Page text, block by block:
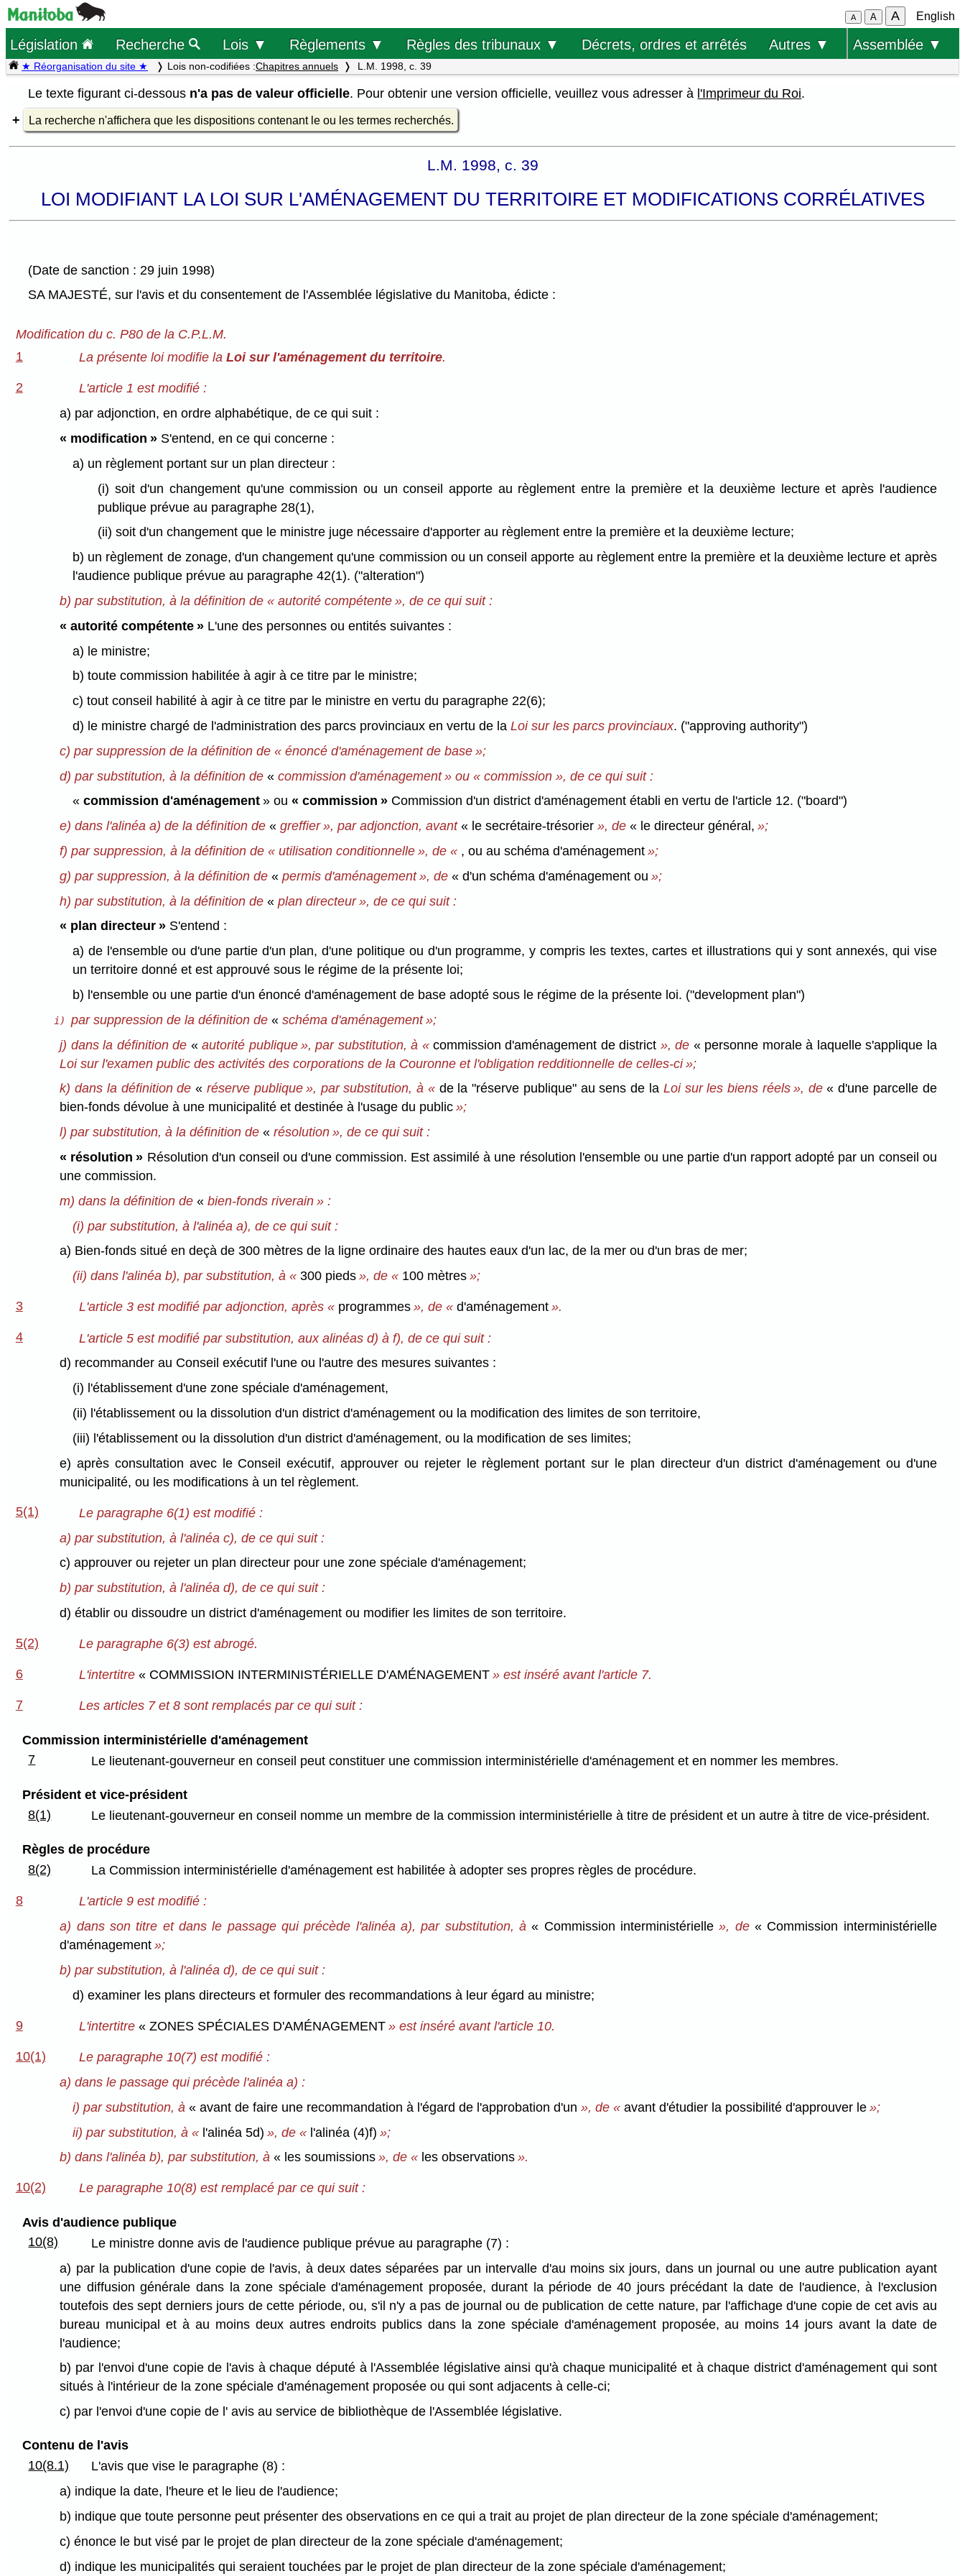
A A A English
Législation Recherche Lois ▼ Règlements ▼ Règles des tribunaux ▼ Décrets, ordres et arrêtés Autres ▼ Assemblée ▼
★ Réorganisation du site ★ Lois non-codifiées :Chapitres annuels L.M. 1998, c. 39
Le texte figurant ci-dessous n'a pas de valeur officielle. Pour obtenir une version officielle, veuillez vous adresser à l'Imprimeur du Roi.
La recherche n'affichera que les dispositions contenant le ou les termes recherchés.
L.M. 1998, c. 39
LOI MODIFIANT LA LOI SUR L'AMÉNAGEMENT DU TERRITOIRE ET MODIFICATIONS CORRÉLATIVES
(Date de sanction : 29 juin 1998)
SA MAJESTÉ, sur l'avis et du consentement de l'Assemblée législative du Manitoba, édicte :
Modification du c. P80 de la C.P.L.M.
1
La présente loi modifie la Loi sur l'aménagement du territoire.
2
L'article 1 est modifié :
a) par adjonction, en ordre alphabétique, de ce qui suit :
« modification » S'entend, en ce qui concerne :
a) un règlement portant sur un plan directeur :
(i) soit d'un changement qu'une commission ou un conseil apporte au règlement entre la première et la deuxième lecture et après l'audience
publique prévue au paragraphe 28(1),
(ii) soit d'un changement que le ministre juge nécessaire d'apporter au règlement entre la première et la deuxième lecture;
b) un règlement de zonage, d'un changement qu'une commission ou un conseil apporte au règlement entre la première et la deuxième lecture et après
l'audience publique prévue au paragraphe 42(1). ("alteration")
b) par substitution, à la définition de « autorité compétente », de ce qui suit :
« autorité compétente » L'une des personnes ou entités suivantes :
a) le ministre;
b) toute commission habilitée à agir à ce titre par le ministre;
c) tout conseil habilité à agir à ce titre par le ministre en vertu du paragraphe 22(6);
d) le ministre chargé de l'administration des parcs provinciaux en vertu de la Loi sur les parcs provinciaux. ("approving authority")
c) par suppression de la définition de « énoncé d'aménagement de base »;
d) par substitution, à la définition de«commission d'aménagement » ou « commission », de ce qui suit :
« commission d'aménagement» ou « commission »Commission d'un district d'aménagement établi en vertu de l'article 12. ("board")
e) dans l'alinéa a) de la définition de«greffier », par adjonction, avant« le secrétaire-trésorier», de« le directeur général, »;
f) par suppression, à la définition de « utilisation conditionnelle », de « , ou au schéma d'aménagement »;
g) par suppression, à la définition de«permis d'aménagement », de« d'un schéma d'aménagement ou »;
h) par substitution, à la définition de«plan directeur », de ce qui suit :
« plan directeur » S'entend :
a) de l'ensemble ou d'une partie d'un plan, d'une politique ou d'un programme, y compris les textes, cartes et illustrations qui y sont annexés, qui vise
un territoire donné et est approuvé sous le régime de la présente loi;
b) l'ensemble ou une partie d'un énoncé d'aménagement de base adopté sous le régime de la présente loi. ("development plan")
i) par suppression de la définition de « schéma d'aménagement »;
j) dans la définition de «autorité publique », par substitution, à «commission d'aménagement de district », de « personne morale à laquelle s'applique la
Loi sur l'examen public des activités des corporations de la Couronne et l'obligation redditionnelle de celles-ci »;
k) dans la définition de«réserve publique », par substitution, à « de la "réserve publique" au sens de la Loi sur les biens réels », de« d'une parcelle de
bien-fonds dévolue à une municipalité et destinée à l'usage du public »;
l) par substitution, à la définition de« résolution », de ce qui suit :
« résolution » Résolution d'un conseil ou d'une commission. Est assimilé à une résolution l'ensemble ou une partie d'un rapport adopté par un conseil ou
une commission.
m) dans la définition de«bien-fonds riverain » :
(i) par substitution, à l'alinéa a), de ce qui suit :
a) Bien-fonds situé en deçà de 300 mètres de la ligne ordinaire des hautes eaux d'un lac, de la mer ou d'un bras de mer;
(ii) dans l'alinéa b), par substitution, à « 300 pieds», de « 100 mètres»;
3 L'article 3 est modifié par adjonction, après « programmes», de « d'aménagement».
4
L'article 5 est modifié par substitution, aux alinéas d) à f), de ce qui suit :
d) recommander au Conseil exécutif l'une ou l'autre des mesures suivantes :
(i) l'établissement d'une zone spéciale d'aménagement,
(ii) l'établissement ou la dissolution d'un district d'aménagement ou la modification des limites de son territoire,
(iii) l'établissement ou la dissolution d'un district d'aménagement, ou la modification de ses limites;
e) après consultation avec le Conseil exécutif, approuver ou rejeter le règlement portant sur le plan directeur d'un district d'aménagement ou d'une
municipalité, ou les modifications à un tel règlement.
5(1)
Le paragraphe 6(1) est modifié :
a) par substitution, à l'alinéa c), de ce qui suit :
c) approuver ou rejeter un plan directeur pour une zone spéciale d'aménagement;
b) par substitution, à l'alinéa d), de ce qui suit :
d) établir ou dissoudre un district d'aménagement ou modifier les limites de son territoire.
5(2) Le paragraphe 6(3) est abrogé.
6 L'intertitre « COMMISSION INTERMINISTÉRIELLE D'AMÉNAGEMENT» est inséré avant l'article 7.
7 Les articles 7 et 8 sont remplacés par ce qui suit :
Commission interministérielle d'aménagement
7
Le lieutenant-gouverneur en conseil peut constituer une commission interministérielle d'aménagement et en nommer les membres.
Président et vice-président
8(1)
Le lieutenant-gouverneur en conseil nomme un membre de la commission interministérielle à titre de président et un autre à titre de vice-président.
Règles de procédure
8(2)
La Commission interministérielle d'aménagement est habilitée à adopter ses propres règles de procédure.
8
L'article 9 est modifié :
a) dans son titre et dans le passage qui précède l'alinéa a), par substitution, à« Commission interministérielle», de « Commission interministérielle
d'aménagement »;
b) par substitution, à l'alinéa d), de ce qui suit :
d) examiner les plans directeurs et formuler des recommandations à leur égard au ministre;
9 L'intertitre « ZONES SPÉCIALES D'AMÉNAGEMENT» est inséré avant l'article 10.
10(1)
Le paragraphe 10(7) est modifié :
a) dans le passage qui précède l'alinéa a) :
i) par substitution, à « avant de faire une recommandation à l'égard de l'approbation d'un », de « avant d'étudier la possibilité d'approuver le»;
ii) par substitution, à « l'alinéa 5d) », de « l'alinéa (4)f) »;
b) dans l'alinéa b), par substitution, à« les soumissions », de « les observations ».
10(2) Le paragraphe 10(8) est remplacé par ce qui suit :
Avis d'audience publique
10(8)
Le ministre donne avis de l'audience publique prévue au paragraphe (7) :
a) par la publication d'une copie de l'avis, à deux dates séparées par un intervalle d'au moins six jours, dans un journal ou une autre publication ayant
une diffusion générale dans la zone spéciale d'aménagement proposée, durant la période de 40 jours précédant la date de l'audience, à l'exclusion
toutefois des sept derniers jours de cette période, ou, s'il n'y a pas de journal ou de publication de cette nature, par l'affichage d'une copie de cet avis au
bureau municipal et à au moins deux autres endroits publics dans la zone spéciale d'aménagement proposée, au moins 14 jours avant la date de
l'audience;
b) par l'envoi d'une copie de l'avis à chaque député à l'Assemblée législative ainsi qu'à chaque municipalité et à chaque district d'aménagement qui sont
situés à l'intérieur de la zone spéciale d'aménagement proposée ou qui sont adjacents à celle-ci;
c) par l'envoi d'une copie de l' avis au service de bibliothèque de l'Assemblée législative.
Contenu de l'avis
10(8.1)
L'avis que vise le paragraphe (8) :
a) indique la date, l'heure et le lieu de l'audience;
b) indique que toute personne peut présenter des observations en ce qui a trait au projet de plan directeur de la zone spéciale d'aménagement;
c) énonce le but visé par le projet de plan directeur de la zone spéciale d'aménagement;
d) indique les municipalités qui seraient touchées par le projet de plan directeur de la zone spéciale d'aménagement;